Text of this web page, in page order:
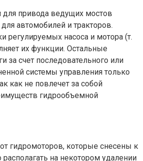
для привода ведущих мостов
автомобилей и тракторов.
регулируемых насоса и мотора (т.
их функции. Остальные
за счет последовательного или
системы управления только
как не повлечет за собой
гидрообъемной
гидромоторов, которые снесены к
на некотором удалении